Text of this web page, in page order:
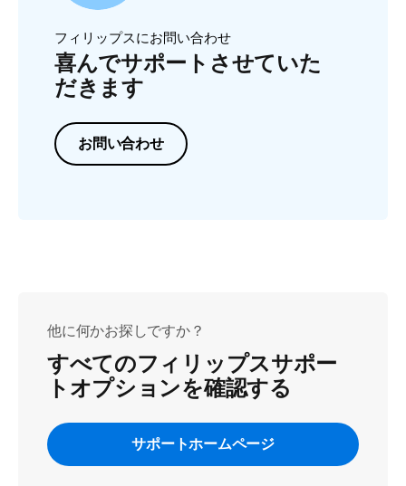
フィリップスにお問い合わせ
喜んでサポートさせていた
だきます
お問い合わせ
他に何かお探しですか？
すべてのフィリップスサポー
トオプションを確認する
サポートホームページ